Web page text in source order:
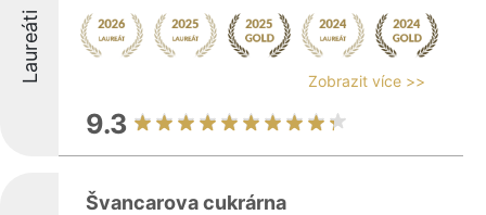
Laureáti Zobrazit více >>
9.3
Švancarova cukrárna